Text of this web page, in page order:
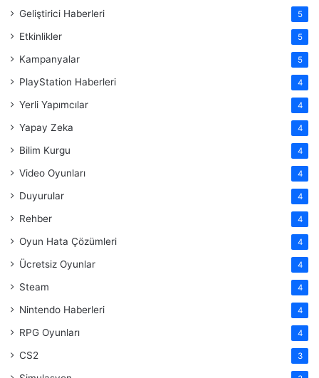
Geliştirici Haberleri 5
Etkinlikler 5
Kampanyalar 5
PlayStation Haberleri 4
Yerli Yapımcılar 4
Yapay Zeka 4
Bilim Kurgu 4
Video Oyunları 4
Duyurular 4
Rehber 4
Oyun Hata Çözümleri 4
Ücretsiz Oyunlar 4
Steam 4
Nintendo Haberleri 4
RPG Oyunları 4
CS2 3